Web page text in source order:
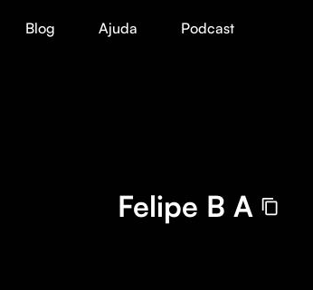
Blog Ajuda Podcast
Felipe B A